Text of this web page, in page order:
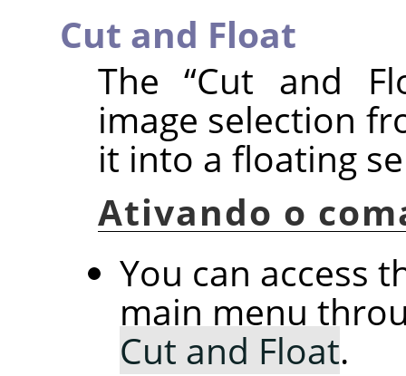
Cut and Float
The“Cut and
image selection
it into a floating
Ativando o
You can access
main menu
Cut and Float.